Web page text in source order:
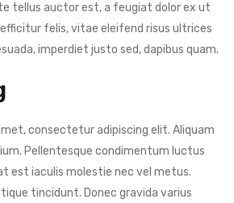
tellus auctor est, a feugiat dolor ex ut
felis, vitae eleifend risus ultrices
imperdiet justo sed, dapibus quam.
consectetur adipiscing elit. Aliquam
Pellentesque condimentum luctus
est iaculis molestie nec vel metus.
tincidunt. Donec gravida varius